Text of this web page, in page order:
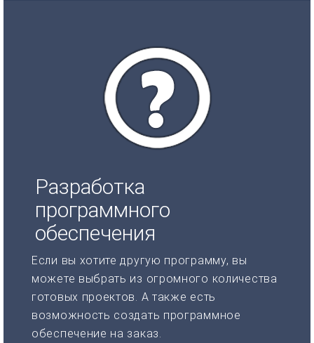
Разработка
программного
обеспечения
Если вы хотите другую программу, вы
можете выбрать из огромного количества
готовых проектов. А также есть
возможность создать программное
обеспечение на заказ.